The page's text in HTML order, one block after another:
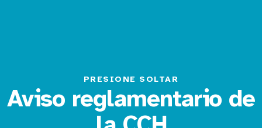
PRESIONE SOLTAR
Aviso reglamentario de